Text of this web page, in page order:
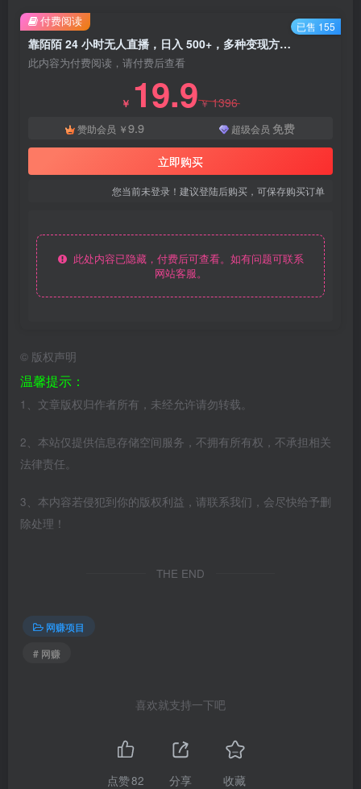
靠陌陌 24 小时无人直播，日入 500+，多种变现方式，落地保姆级教程 - 资源之家
此内容为付费阅读，请付费后查看
￥ 19.9￥1396
赞助会员 ￥9.9 超级会员 免费
立即购买
您当前未登录！建议登陆后购买，可保存购买订单
此处内容已隐藏，付费后可查看。如有问题可联系
网站客服。
付费阅读 已售 155
© 版权声明
温馨提示：
1、文章版权归作者所有，未经允许请勿转载。
2、本站仅提供信息存储空间服务，不拥有所有权，不承担相关
法律责任。
3、本内容若侵犯到你的版权利益，请联系我们，会尽快给予删
除处理！
THE END
网赚项目
# 网赚
喜欢就支持一下吧
点赞82 分享 收藏